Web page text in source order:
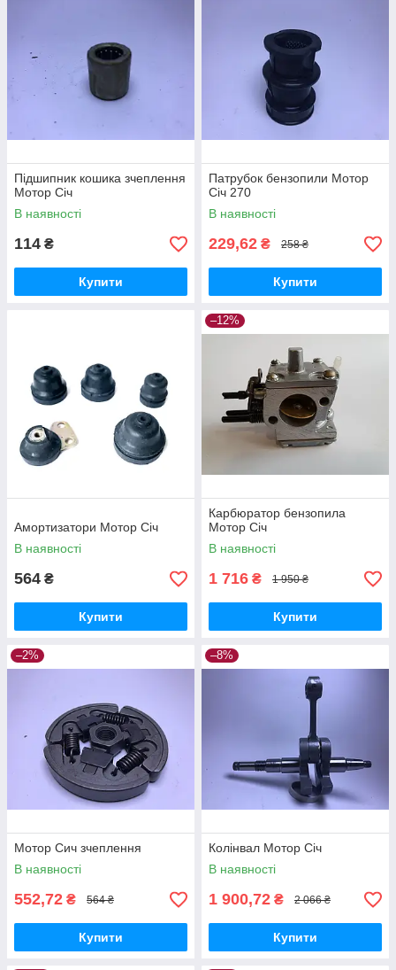
Підшипник кошика зчеплення
Мотор Січ
В наявності
114 ₴
Купити
Патрубок бензопили Мотор
Січ 270
В наявності
229,62 ₴ 258 ₴
Купити
Амортизатори Мотор Січ
В наявності
564 ₴
Купити
–12%
Карбюратор бензопила
Мотор Січ
В наявності
1 716 ₴ 1 950 ₴
Купити
–2%
Мотор Сич зчеплення
В наявності
552,72 ₴ 564 ₴
Купити
–8%
Колінвал Мотор Січ
В наявності
1 900,72 ₴ 2 066 ₴
Купити